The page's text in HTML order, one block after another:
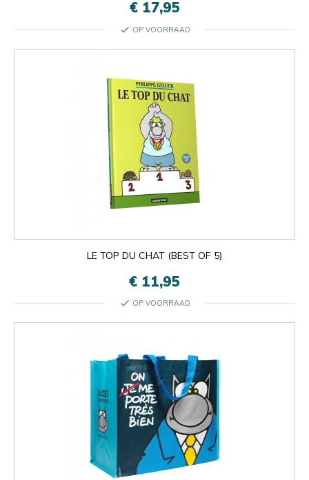
€ 17,95
check OP VOORRAAD
LE TOP DU CHAT (BEST OF 5)
€ 11,95
check OP VOORRAAD